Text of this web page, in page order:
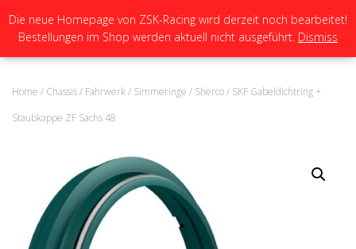
N
A
Home / Chassis/ Fahrwerk/ Simmeringe / Sherco/ SKF Gabeldichtring +
Staubkappe ZF Sachs 48
Die neue Homepage von ZSK-Racing wird derzeit noch bearbeitet!
Bestellungen im Shop werden aktuell nicht ausgeführt. Dismiss